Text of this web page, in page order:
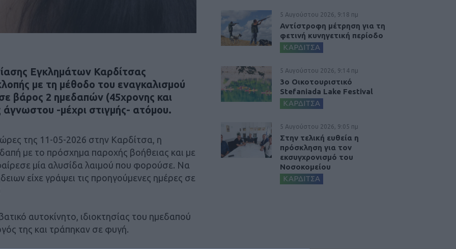
Εγκλημάτων Καρδίτσας
με τη μέθοδο του εναγκαλισμού
βάρος 2 ημεδαπών (45χρονης και
-μέχρι στιγμής- ατόμου.
της 11-05-2026 στην Καρδίτσα, η
με το πρόσχημα παροχής βοήθειας και με
μία αλυσίδα λαιμού που φορούσε. Να
είχε γράψει τις προηγούμενες ημέρες σε
αυτοκίνητο, ιδιοκτησίας του ημεδαπού
της και τράπηκαν σε φυγή.
5 Αυγούστου 2026, 9:18 πμ
Αντίστροφη μέτρηση για τη
φετινή κυνηγετική περίοδο
ΚΑΡΔΙΤΣΑ
5 Αυγούστου 2026, 9:14 πμ
3ο Οικοτουριστικό
Stefaniada Lake Festival
ΚΑΡΔΙΤΣΑ
5 Αυγούστου 2026, 9:05 πμ
Στην τελική ευθεία η
πρόσκληση για τον
εκσυγχρονισμό του
Νοσοκομείου
ΚΑΡΔΙΤΣΑ